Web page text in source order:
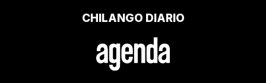
CHILANGO DIARIO